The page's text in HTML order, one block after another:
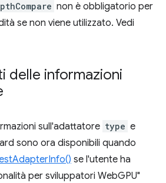
non è obbligatorio per
se non viene utilizzato. Vedi
delle informazioni
sull'adattatore type e
sono ora disponibili quando
se l'utente ha
per sviluppatori WebGPU"